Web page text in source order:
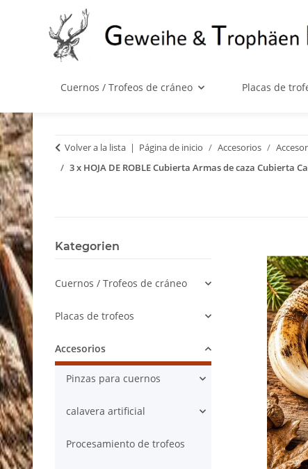
Cuernos / Trofeos de cráneo Placas de
Volver a la lista Página de inicio Accesorios
3 x HOJA DE ROBLE Cubierta Armas de caza Cubierta
Kategorien
Cuernos / Trofeos de cráneo
Placas de trofeos
Accesorios
Pinzas para cuernos
calavera artificial
Procesamiento de trofeos